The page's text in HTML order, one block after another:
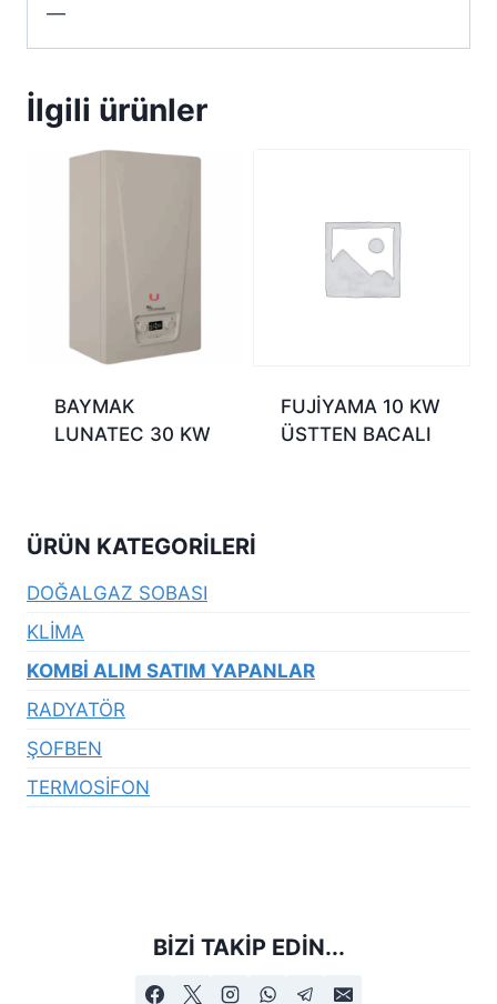
—
İlgili ürünler
BAYMAK
LUNATEC 30 KW
FUJİYAMA 10 KW
ÜSTTEN BACALI
ÜRÜN KATEGORILERI
DOĞALGAZ SOBASI
KLİMA
KOMBİ ALIM SATIM YAPANLAR
RADYATÖR
ŞOFBEN
TERMOSİFON
BIZI TAKIP EDIN...